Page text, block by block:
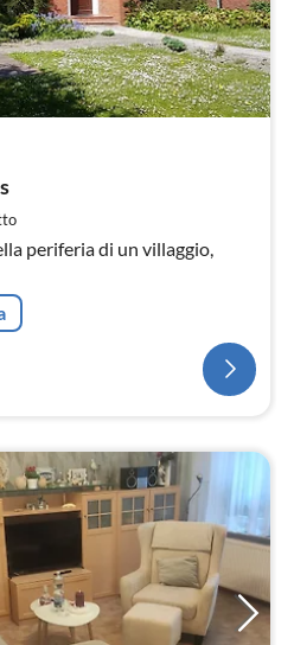
periferia di un villaggio,